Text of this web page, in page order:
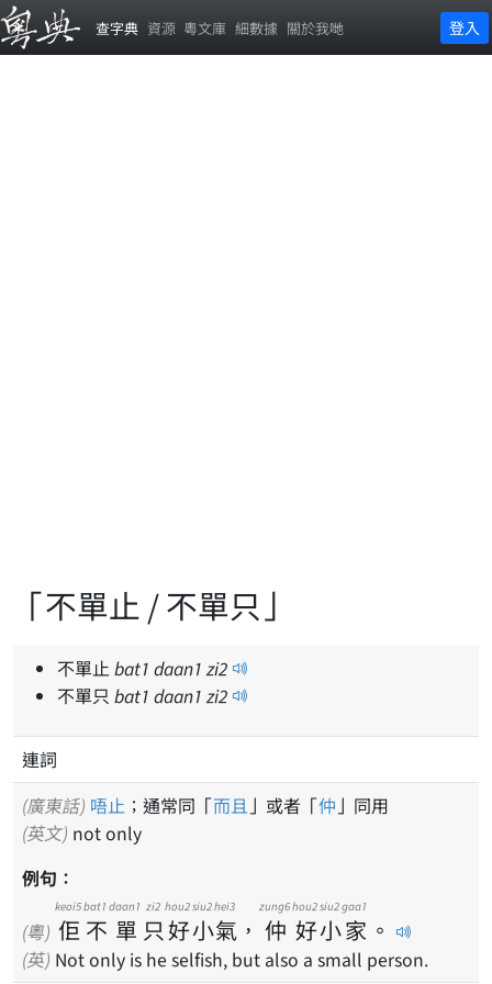
查字典 資源 粵文庫 細數據 關於我哋 登入
「不單止 / 不單只」
不單止bat1 daan1 zi2
不單只 bat1 daan1 zi2
連詞
(廣東話) 唔止 ；通常同「而且 」或者「仲 」同用
(英文) not only
例句：
(粵) 佢
keoi5
不
bat1
單
daan1
只
zi2
好
hou2
小
siu2
氣
hei3
， 仲
zung6
好
hou2
小
siu2
家
gaa1
。
(英) Not only is he selfish, but also a small person.